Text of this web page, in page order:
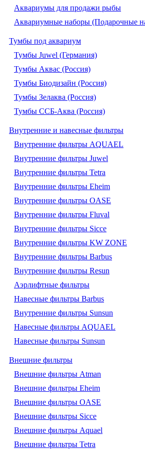
Аквариумы для продажи рыбы
Аквариумные наборы (Подарочные
Тумбы под аквариум
Тумбы Juwel (Германия)
Тумбы Аквас (Россия)
Тумбы Биодизайн (Россия)
Тумбы Зелаква (Россия)
Тумбы ССБ-Аква (Россия)
Внутренние и навесные фильтры
Внутренние фильтры AQUAEL
Внутренние фильтры Juwel
Внутренние фильтры Tetra
Внутренние фильтры Eheim
Внутренние фильтры OASE
Внутренние фильтры Fluval
Внутренние фильтры Sicce
Внутренние фильтры KW ZONE
Внутренние фильтры Barbus
Внутренние фильтры Resun
Аэрлифтные фильтры
Навесные фильтры Barbus
Внутренние фильтры Sunsun
Навесные фильтры AQUAEL
Навесные фильтры Sunsun
Внешние фильтры
Внешние фильтры Atman
Внешние фильтры Eheim
Внешние фильтры OASE
Внешние фильтры Sicce
Внешние фильтры Aquael
Внешние фильтры Tetra